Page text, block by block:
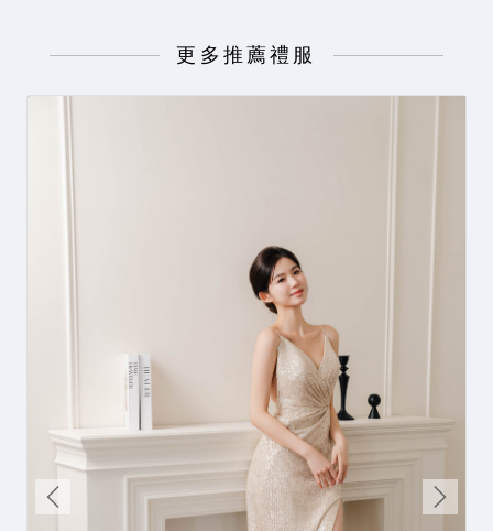
更多推薦禮服